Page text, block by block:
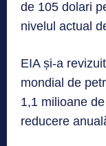
de 105 dolari
nivelul actual
EIA și-a
mondial de
1,1 milioane
reducere